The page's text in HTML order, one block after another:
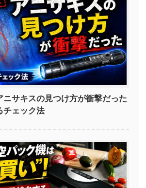
ニサキスの見つけ方が衝撃だった
チェック法